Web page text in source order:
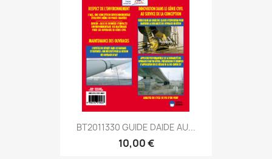
BT2011330 GUIDE DAIDE AU...
10,00 €